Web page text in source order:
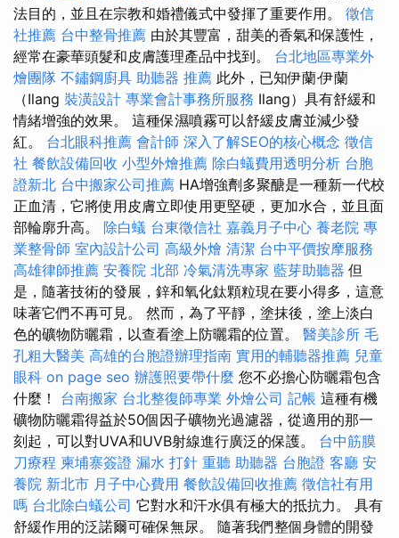
法目的，並且在宗教和婚禮儀式中發揮了重要作用。 徵信
社推薦 台中整骨推薦 由於其豐富，甜美的香氣和保護性，
經常在豪華頭髮和皮膚護理產品中找到。 台北地區專業外
燴團隊 不鏽鋼廚具 助聽器 推薦 此外，已知伊蘭·伊蘭
（Ilang 裝潢設計 專業會計事務所服務 Ilang）具有舒緩和
情緒增強的效果。 這種保濕噴霧可以舒緩皮膚並減少發
紅。 台北眼科推薦 會計師 深入了解SEO的核心概念 徵信
社 餐飲設備回收 小型外燴推薦 除白蟻費用透明分析 台胞
證新北 台中搬家公司推薦 HA增強劑多聚醣是一種新一代校
正血清，它將使用皮膚立即使用更堅硬，更加水合，並且面
部輪廓升高。 除白蟻 台東徵信社 嘉義月子中心 養老院 專
業整骨師 室內設計公司 高級外燴 清潔 台中平價按摩服務
高雄律師推薦 安養院 北部 冷氣清洗專家 藍芽助聽器 但
是，隨著技術的發展，鋅和氧化鈦顆粒現在要小得多，這意
味著它們不再可見。 然而，為了平靜，塗抹後，塗上淡白
色的礦物防曬霜，以查看塗上防曬霜的位置。 醫美診所 毛
孔粗大醫美 高雄的台胞證辦理指南 實用的輔聽器推薦 兒童
眼科 on page seo 辦護照要帶什麼 您不必擔心防曬霜包含
什麼！ 台南搬家 台北整復師專業 外燴公司 記帳 這種有機
礦物防曬霜得益於50個因子礦物光過濾器，從適用的那一
刻起，可以對UVA和UVB射線進行廣泛的保護。 台中筋膜
刀療程 柬埔寨簽證 漏水 打針 重聽 助聽器 台胞證 客廳 安
養院 新北市 月子中心費用 餐飲設備回收推薦 徵信社有用
嗎 台北除白蟻公司 它對水和汗水俱有極大的抵抗力。 具有
舒緩作用的泛諾爾可確保無尿。 隨著我們整個身體的開發